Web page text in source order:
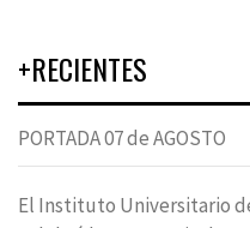
+RECIENTES
PORTADA 07 de AGOSTO
El Instituto Universitario